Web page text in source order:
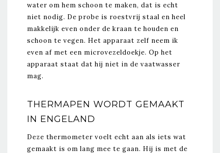
water om hem schoon te maken, dat is echt
niet nodig. De probe is roestvrij staal en heel
makkelijk even onder de kraan te houden en
schoon te vegen. Het apparaat zelf neem ik
even af met een microvezeldoekje. Op het
apparaat staat dat hij niet in de vaatwasser
mag.
THERMAPEN WORDT GEMAAKT
IN ENGELAND
Deze thermometer voelt echt aan als iets wat
gemaakt is om lang mee te gaan. Hij is met de